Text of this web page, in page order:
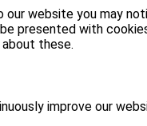
website you may
be presented with
these.
improve our